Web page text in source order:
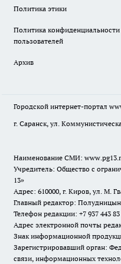
Политика этики
Политика
пользователей
Архив
Городской интернет-портал
г. Саранск, ул.
Наименование СМИ:
Учредитель: Общество с
13»
Адрес: 610000, г. Киров, ул. М.
Главный редактор:
Телефон редакции: +7 937 443 83
Адрес электронной почты
Знак информационной
Зарегистрировавший орган:
связи, информационных